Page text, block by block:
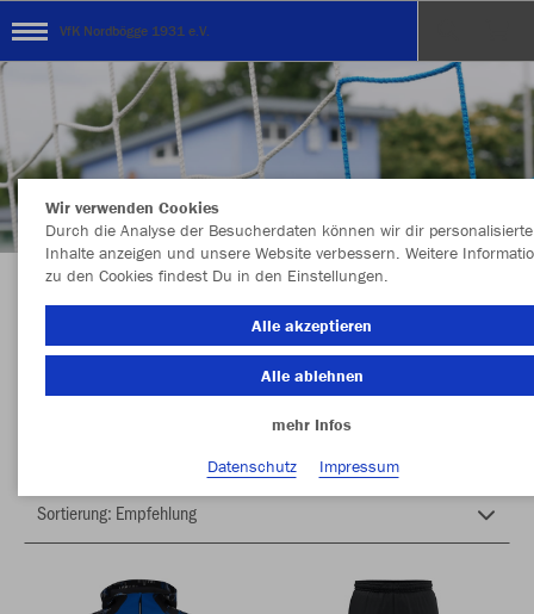
VfK Nordbögge 1931 e.V.
Vereinskollektion 2026/2027
Farbe
Wir verwenden Cookies
Durch die Analyse der Besucherdaten können wir dir personalisierte
Inhalte anzeigen und unsere Website verbessern. Weitere
zu den Cookies findest Du in den Einstellungen.
Alle akzeptieren
Alle ablehnen
mehr Infos
Datenschutz
Impressum